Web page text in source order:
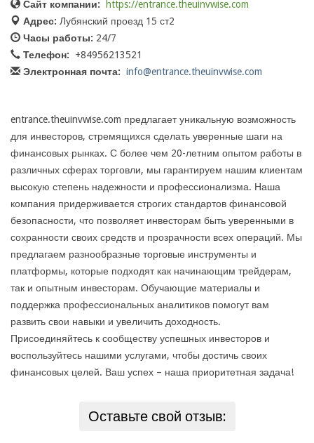
Сайт компании:
https://entrance.theuinvwise.com
Адрес: Лубянский проезд 15 ст2
Часы работы: 24/7
Телефон:
+84956213521
Электронная почта: info@entrance.theuinvwise.com
entrance.theuinvwise.com предлагает уникальную возможность
для инвесторов, стремящихся сделать уверенные шаги на
финансовых рынках. С более чем 20-летним опытом работы в
различных сферах торговли, мы гарантируем нашим клиентам
высокую степень надежности и профессионализма. Наша
компания придерживается строгих стандартов финансовой
безопасности, что позволяет инвесторам быть уверенными в
сохранности своих средств и прозрачности всех операций. Мы
предлагаем разнообразные торговые инструменты и
платформы, которые подходят как начинающим трейдерам,
так и опытным инвесторам. Обучающие материалы и
поддержка профессиональных аналитиков помогут вам
развить свои навыки и увеличить доходность.
Присоединяйтесь к сообществу успешных инвесторов и
воспользуйтесь нашими услугами, чтобы достичь своих
финансовых целей. Ваш успех – наша приоритетная задача!
Оставьте свой отзыв: